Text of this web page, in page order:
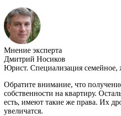
Мнение эксперта
Дмитрий Носиков
Юрист. Специализация
Обратите внимание, что
собственности на квартиру.
есть, имеют такие же права. Их
увеличатся.